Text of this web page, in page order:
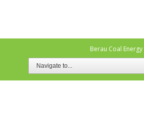
Berau Coal Energy